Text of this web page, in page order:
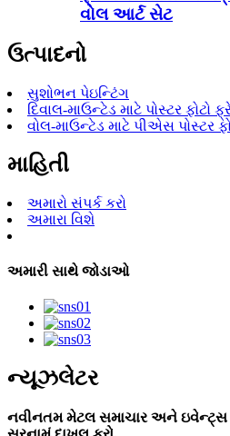
વોલ આર્ટ સેટ
ઉત્પાદનો
સુશોભન પેઇન્ટિંગ
દિવાલ-માઉન્ટેડ માટે પોસ્ટર ફોટો
વોલ-માઉન્ટેડ માટે પીએસ પોસ્ટર
માહિતી
અમારો સંપર્ક કરો
અમારા વિશે
અમારી સાથે જોડાઓ
ન્યૂઝલેટર
નવીનતમ મેટલ સમાચાર અને ઇવેન્ટ્સ